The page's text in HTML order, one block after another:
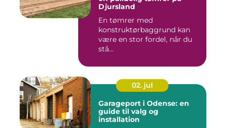
Djursland
En tømrer med
konstruktørbaggrund kan
være en stor fordel, når du
stå...
02. jul
Garageport i Odense: en
guide til valg og
installation